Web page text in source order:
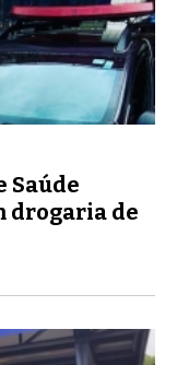
Saúde
drogaria de